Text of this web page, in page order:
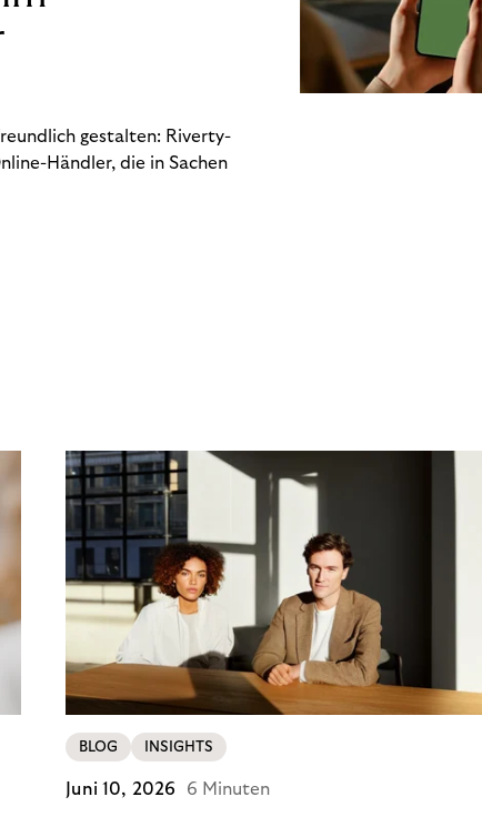
gestalten: Riverty-
Händler, die in Sachen
BLOG INSIGHTS
Juni 10, 2026 6 Minuten